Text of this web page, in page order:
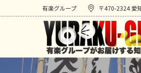
有楽グループ 〒470-2324 愛